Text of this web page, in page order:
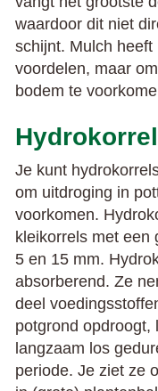
waardoor dit niet
schijnt. Mulch heeft
voordelen, maar
bodem te
Je kunt
om uitdroging in
voorkomen.
kleikorrels met een
5 en 15 mm.
absorberend. Ze
deel
potgrond opdroogt,
langzaam los
periode. Je ziet ze